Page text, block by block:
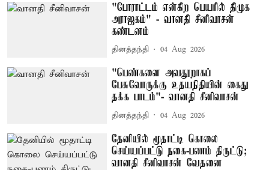
"போராட்டம் என்கிற பெயரில் திமுக
அராஜகம்" - வானதி சீனிவாசன்
கண்டனம்
தினத்தந்தி 04 Aug 2026
"பெண்களை அவதூறாகப்
பேசுவோருக்கு உதயநிதியின் கைது
தக்க பாடம்"- வானதி சீனிவாசன்
தினத்தந்தி 04 Aug 2026
தேனியில் மூதாட்டி கொலை
செய்யப்பட்டு நகை-பணம் திருட்டு;
வானதி சீனிவாசன் வேதனை